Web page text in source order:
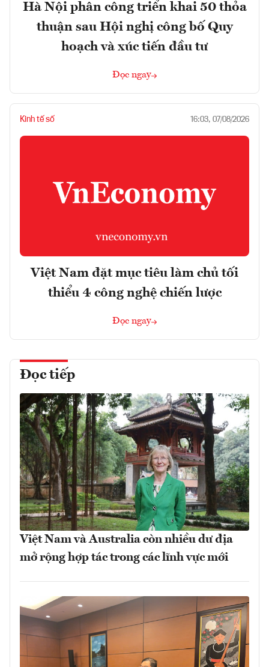
Hà Nội phân công triển khai 50 thỏa
thuận sau Hội nghị công bố Quy
hoạch và xúc tiến đầu tư
Đọc ngay
Kinh tế số 16:03, 07/08/2026
Việt Nam đặt mục tiêu làm chủ tối
thiểu 4 công nghệ chiến lược
Đọc ngay
Đọc tiếp
Việt Nam và Australia còn nhiều dư địa
mở rộng hợp tác trong các lĩnh vực mới